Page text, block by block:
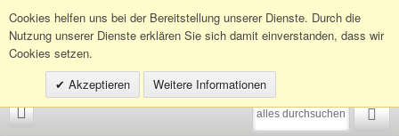
Cookies helfen uns bei der Bereitstellung unserer Dienste. Durch die
Nutzung unserer Dienste erklären Sie sich damit einverstanden, dass wir
Cookies setzen.
Akzeptieren
Weitere Informationen
Infohotline:0049 (0)30 398202080